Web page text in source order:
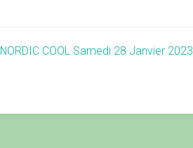
NORDIC COOL Samedi 28 Janvier 2023